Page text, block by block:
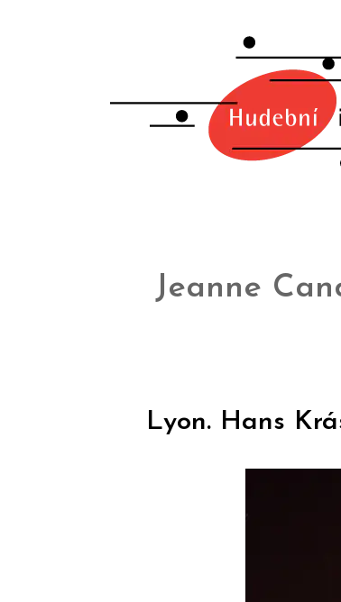
Jeanne
Lyon. Hans